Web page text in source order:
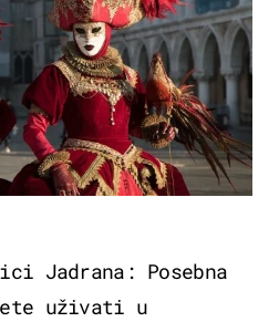
Jadrana: Posebna
uživati u